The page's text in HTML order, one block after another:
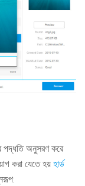
পদ্ধতি অনুসরণ করে
করা যেতে হয় হার্ড